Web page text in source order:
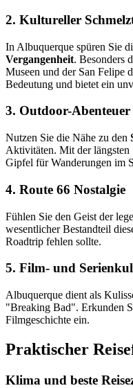
2. Kultureller
In Albuquerque spüren Sie
Vergangenheit. Besonders
Museen und der San Felipe
Bedeutung und bietet ein
3. Outdoor-Abenteuer
Nutzen Sie die Nähe zu den
Aktivitäten. Mit der längsten
Gipfel für Wanderungen im
4. Route 66 Nostalgie
Fühlen Sie den Geist der
wesentlicher Bestandteil
Roadtrip fehlen sollte.
5. Film- und
Albuquerque dient als
"Breaking Bad". Erkunden
Filmgeschichte ein.
Praktischer
Klima und beste